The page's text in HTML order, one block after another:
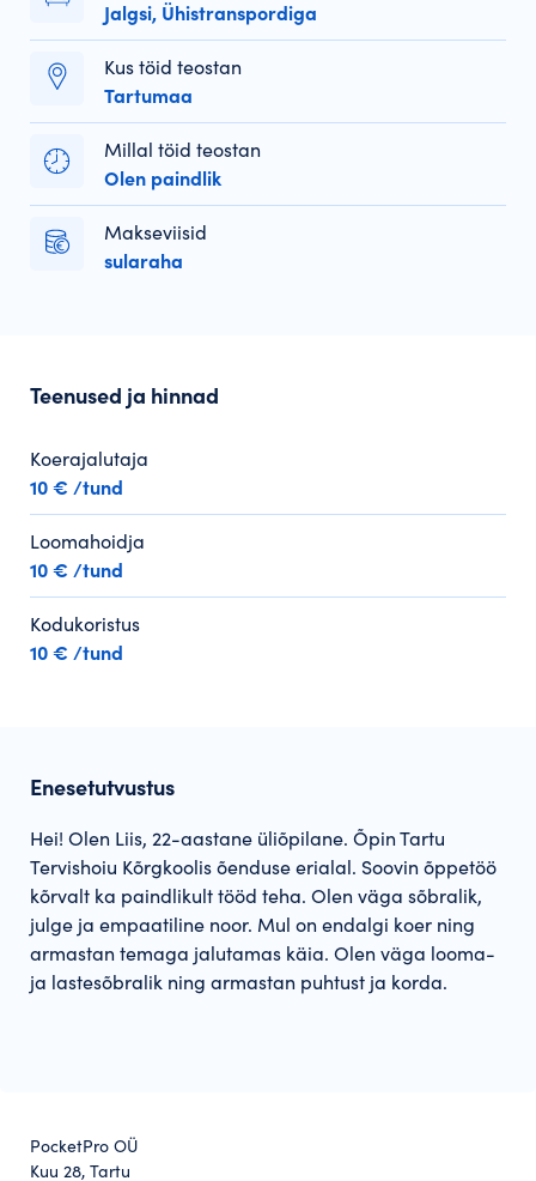
Jalgsi, Ühistranspordiga
Kus töid teostan
Tartumaa
Millal töid teostan
Olen paindlik
Makseviisid
sularaha
Teenused ja hinnad
Koerajalutaja
10 € /tund
Loomahoidja
10 € /tund
Kodukoristus
10 € /tund
Enesetutvustus
Hei! Olen Liis, 22-aastane üliõpilane. Õpin Tartu
Tervishoiu Kõrgkoolis õenduse erialal. Soovin õppetöö
kõrvalt ka paindlikult tööd teha. Olen väga sõbralik,
julge ja empaatiline noor. Mul on endalgi koer ning
armastan temaga jalutamas käia. Olen väga looma-
ja lastesõbralik ning armastan puhtust ja korda.
PocketPro OÜ
Kuu 28, Tartu